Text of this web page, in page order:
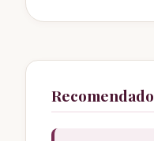
Recomendado